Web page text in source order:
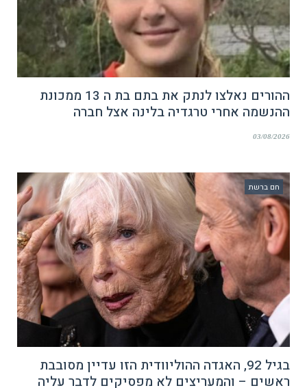
ההורים נאלצו לנתק את בתם בת ה 13 ממכונת
ההנשמה אחרי טרגדיה בלינה אצל חברה
03/08/2026
חם ברשת
בגיל 92, האגדה ההוליוודית הזו עדיין מסובבת
ראשים – והמעריצים לא מפסיקים לדבר עליה